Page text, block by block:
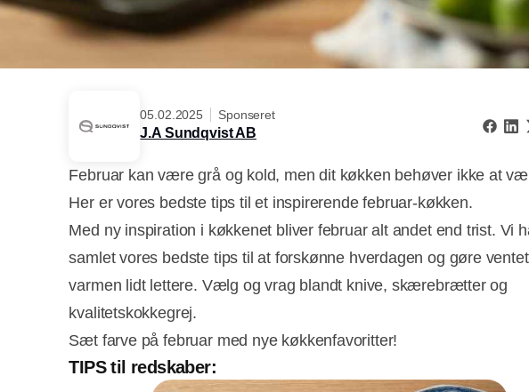
05.02.2025 Sponseret
J.A Sundqvist AB
Februar kan være grå og kold, men dit køkken behøver ikke at
Her er vores bedste tips til et inspirerende februar-køkken.
Med ny inspiration i køkkenet bliver februar alt andet end trist. Vi
samlet vores bedste tips til at forskønne hverdagen og gøre
varmen lidt lettere. Vælg og vrag blandt knive, skærebrætter og
kvalitetskokkegrej.
Sæt farve på februar med nye køkkenfavoritter!
TIPS til redskaber: